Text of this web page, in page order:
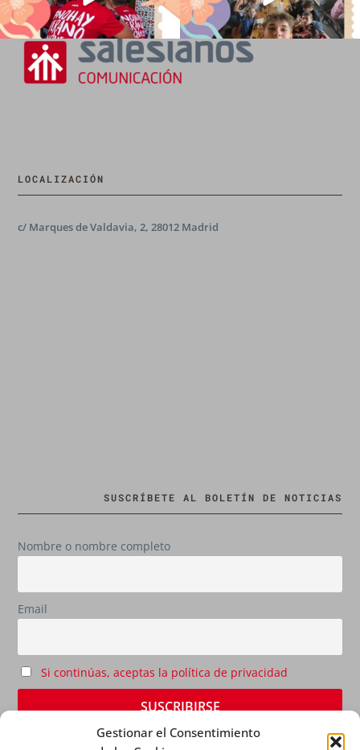
Gestionar el Consentimiento
LOCALIZACIÓN
c/ Marques de Valdavia, 2, 28012 Madrid
SUSCRÍBETE AL BOLETÍN DE NOTICIAS
Nombre o nombre completo
Email
Si continúas, aceptas la política de privacidad